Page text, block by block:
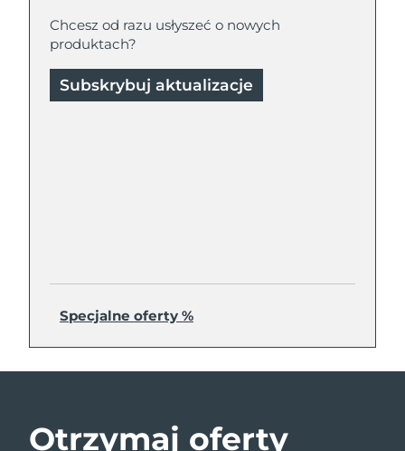
Chcesz od razu usłyszeć o nowych
produktach?
Subskrybuj aktualizacje
Specjalne oferty %
Otrzymaj oferty